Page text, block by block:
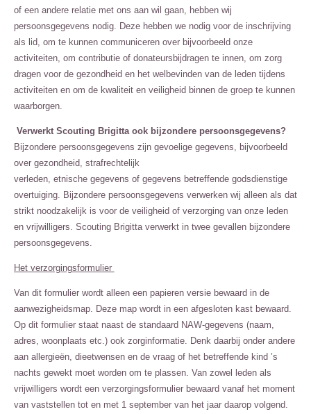
of een andere relatie met ons aan wil gaan, hebben wij
persoonsgegevens nodig. Deze hebben we nodig voor de inschrijving
als lid, om te kunnen communiceren over bijvoorbeeld onze
activiteiten, om contributie of donateursbijdragen te innen, om zorg
dragen voor de gezondheid en het welbevinden van de leden tijdens
activiteiten en om de kwaliteit en veiligheid binnen de groep te kunnen
waarborgen.
Verwerkt Scouting Brigitta ook bijzondere persoonsgegevens?
Bijzondere persoonsgegevens zijn gevoelige gegevens, bijvoorbeeld
over gezondheid, strafrechtelijk
verleden, etnische gegevens of gegevens betreffende godsdienstige
overtuiging. Bijzondere persoonsgegevens verwerken wij alleen als dat
strikt noodzakelijk is voor de veiligheid of verzorging van onze leden
en vrijwilligers. Scouting Brigitta verwerkt in twee gevallen bijzondere
persoonsgegevens.
Het verzorgingsformulier
Van dit formulier wordt alleen een papieren versie bewaard in de
aanwezigheidsmap. Deze map wordt in een afgesloten kast bewaard.
Op dit formulier staat naast de standaard NAW-gegevens (naam,
adres, woonplaats etc.) ook zorginformatie. Denk daarbij onder andere
aan allergieën, dieetwensen en de vraag of het betreffende kind ’s
nachts gewekt moet worden om te plassen. Van zowel leden als
vrijwilligers wordt een verzorgingsformulier bewaard vanaf het moment
van vaststellen tot en met 1 september van het jaar daarop volgend.